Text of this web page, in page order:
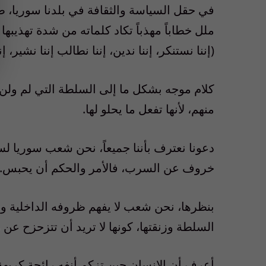
في حقل السياسة والثقافة في بلدنا
ملل خطاباً مهذباً تكاد كلماته من شدة
(إننا نستنكر، إننا ندين، إننا نطالب إننا نشير،
كلام موجه بشكل ما إلى السلطة التي لم
منهم، لأنها تفعل ما يحلو لها.
دعونا نعترف بأننا جميعاً، نحن شعب سوريا
خروف عن السرب، فالأمر والحكم أن يحبس.
بنظرها، نحن شعب لا يفهم ظروفه
السلطة وزنقتها، كونها لا تريد أن تتزحزح